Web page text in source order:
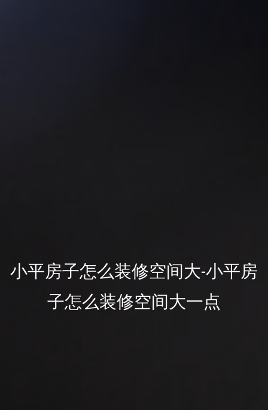
小平房子怎么装修空间大-小平房
子怎么装修空间大一点